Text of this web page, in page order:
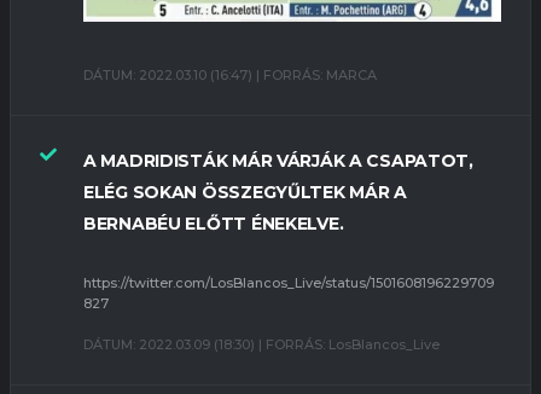
DÁTUM: 2022.03.10 (16:47) | FORRÁS: MARCA
A MADRIDISTÁK MÁR VÁRJÁK A CSAPATOT,
ELÉG SOKAN ÖSSZEGYŰLTEK MÁR A
BERNABÉU ELŐTT ÉNEKELVE.
https://twitter.com/LosBlancos_Live/status/1501608196229709
827
DÁTUM: 2022.03.09 (18:30) | FORRÁS: LosBlancos_Live